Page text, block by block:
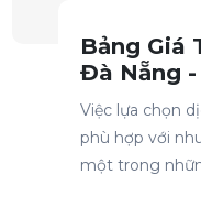
Bảng Giá
Đà Nẵng -
Dịch Vụ,
Việc lựa chọn
phù hợp với
một trong
Trần Xuân Hóa
vừa đăng kí lịch tư